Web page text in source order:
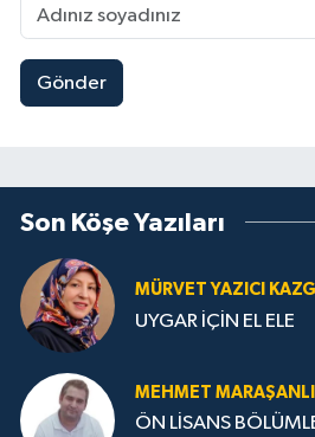
Gönder
Son Köşe Yazıları
MÜRVET YAZICI KAZGI
UYGAR İÇİN EL ELE
MEHMET MARAŞANLI
ÖN LİSANS